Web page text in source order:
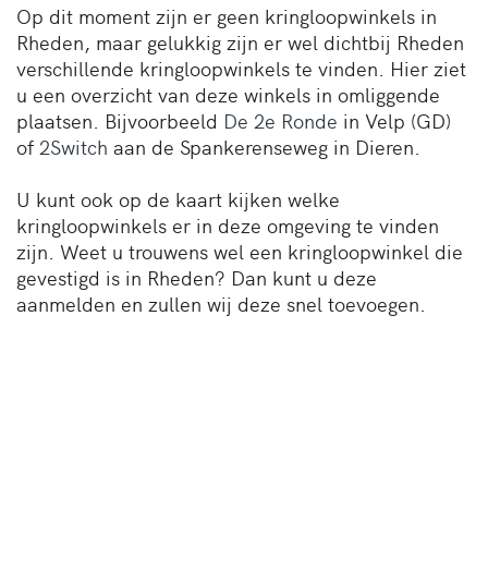
Op dit moment zijn er geen kringloopwinkels in
Rheden, maar gelukkig zijn er wel dichtbij Rheden
verschillende kringloopwinkels te vinden. Hier ziet
u een overzicht van deze winkels in omliggende
plaatsen. Bijvoorbeeld De 2e Ronde in Velp (GD)
of 2Switch aan de Spankerenseweg in Dieren.
U kunt ook op de kaart kijken welke
kringloopwinkels er in deze omgeving te vinden
zijn. Weet u trouwens wel een kringloopwinkel die
gevestigd is in Rheden? Dan kunt u deze
aanmelden en zullen wij deze snel toevoegen.